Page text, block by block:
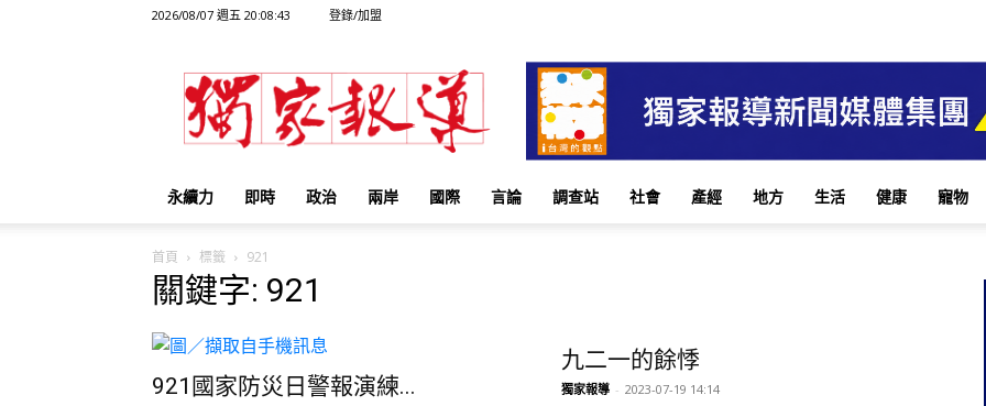
2026/08/07 週五 20:08:43 登錄/加盟
獨
家
報
永續力 即時 政治 兩岸 國際 言論 調查站 社會 產經 地方 生活 健康 寵物
首頁 標籤 921
關鍵字: 921
921國家防災日警報演練...
九二一的餘悸
獨家報導 - 2023-07-19 14:14